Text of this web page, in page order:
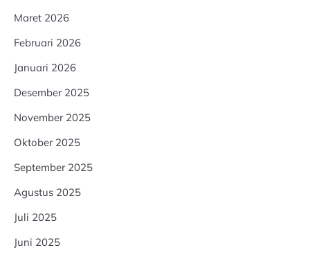
Maret 2026
Februari 2026
Januari 2026
Desember 2025
November 2025
Oktober 2025
September 2025
Agustus 2025
Juli 2025
Juni 2025